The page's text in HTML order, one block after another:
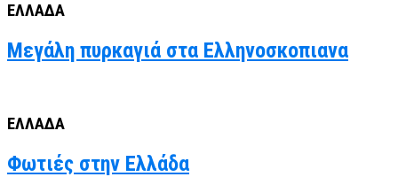
ΕΛΛΑΔΑ
Μεγάλη πυρκαγιά στα Ελληνοσκοπιανα
ΕΛΛΑΔΑ
Φωτιές στην Ελλάδα